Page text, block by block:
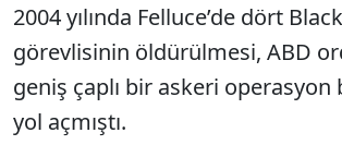
2004 yılında Felluce’de dört
görevlisinin öldürülmesi, ABD
geniş çaplı bir askeri operasyon
yol açmıştı.